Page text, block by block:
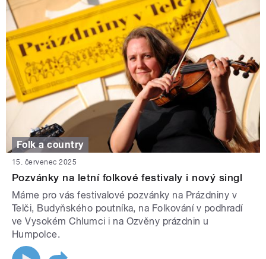
Folk a country
15. červenec 2025
Pozvánky na letní folkové festivaly i nový singl
Máme pro vás festivalové pozvánky na Prázdniny v
Telči, Budyňského poutníka, na Folkování v podhradí
ve Vysokém Chlumci i na Ozvěny prázdnin u
Humpolce.